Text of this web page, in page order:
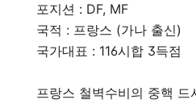
포지션 : DF, MF
국적 : 프랑스 (가나 출신)
국가대표 : 116시합 3득점
프랑스 철벽수비의 중핵 드